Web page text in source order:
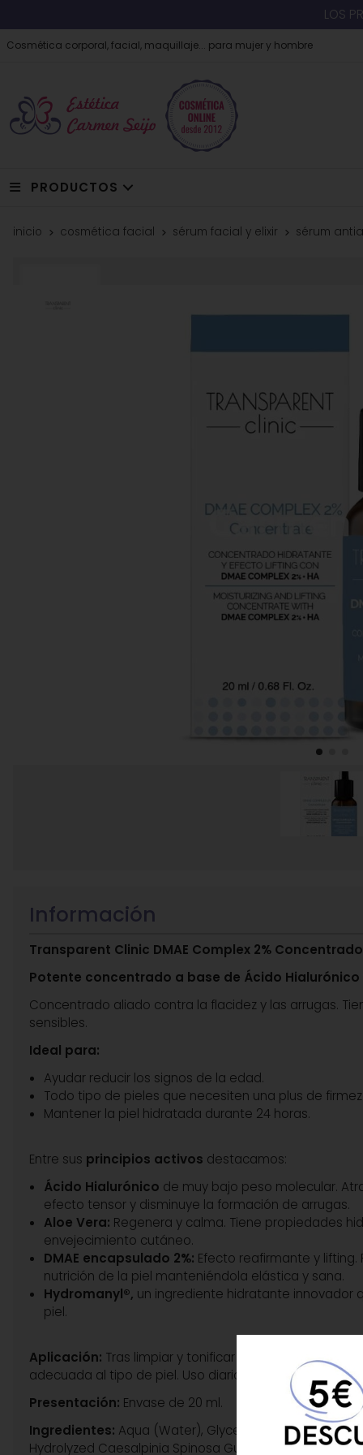
LOS
Cosmética corporal, facial, maquillaje... para mujer y hombre
PRODUCTOS
inicio cosmética facial sérum facial y elixir sérum
Información
Transparent Clinic DMAE Complex 2% Concentrado
Potente concentrado a base de Ácido Hialurónico
Concentrado aliado contra la flacidez y las arrugas.
sensibles.
Ideal para:
Ayudar reducir los signos de la edad.
Todo tipo de pieles que necesiten una plus de
Mantener la piel hidratada durante 24 horas.
Entre sus principios activos destacamos:
Ácido Hialurónico de muy bajo peso molecular.
efecto tensor y disminuye la formación de arrugas.
Aloe Vera: Regenera y calma. Tiene propiedades
envejecimiento cutáneo.
DMAE encapsulado 2%: Efecto reafirmante y
nutrición de la piel manteniéndola elástica y sana.
Hydromanyl®, un ingrediente hidratante innovador
piel.
Aplicación: Tras limpiar y tonificar el rostro, aplicar
adecuada al tipo de piel. Uso diario día y/o noche.
Presentación: Envase de 20 ml.
Ingredientes: Aqua (Water), Glycerin, Sorbitol,
Hydrolyzed Caesalpinia Spinosa Gum, Xanthan Gum,